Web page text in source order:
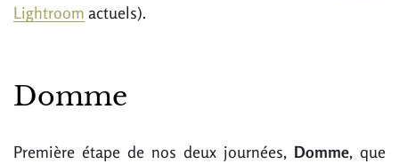
Lightroom actuels).
Domme
Première étape de nos deux journées, Domme, que